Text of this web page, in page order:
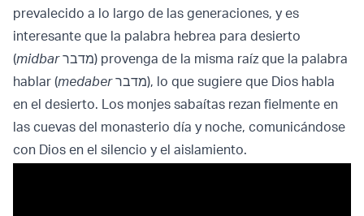
prevalecido a lo largo de las generaciones, y es
interesante que la palabra hebrea para desierto
(midbarמדבר) provenga de la misma raíz que la palabra
hablar (medaberמדבר), lo que sugiere que Dios habla
en el desierto. Los monjes sabaítas rezan fielmente en
las cuevas del monasterio día y noche, comunicándose
con Dios en el silencio y el aislamiento.